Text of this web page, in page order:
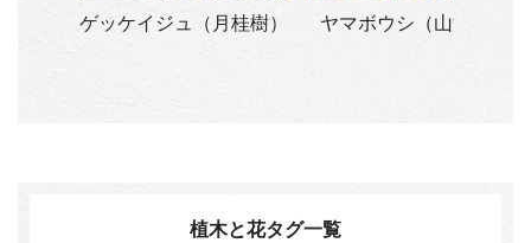
ゲッケイジュ（月桂樹） ヤマボウシ（山法師）
植木と花タグ一覧